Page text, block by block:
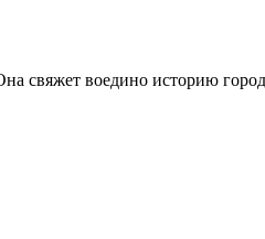
свяжет воедино историю